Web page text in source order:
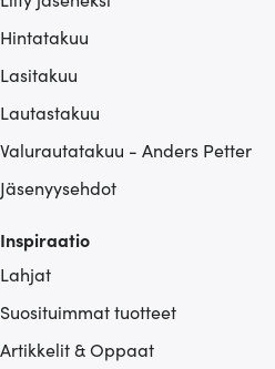
Hintatakuu
Lasitakuu
Lautastakuu
Valurautatakuu - Anders Petter
Jäsenyysehdot
Inspiraatio
Lahjat
Suosituimmat tuotteet
Artikkelit & Oppaat